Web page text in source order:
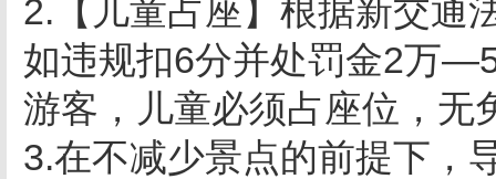
2.【儿童占座】根据新交通
如违规扣6分并处罚金2万
游客，儿童必须占座位，无
3.在不减少景点的前提下，